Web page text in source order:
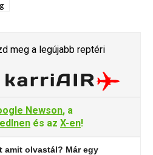
meg a legújabb reptéri
Newson, a
és az X-en!
amit olvastál? Már egy